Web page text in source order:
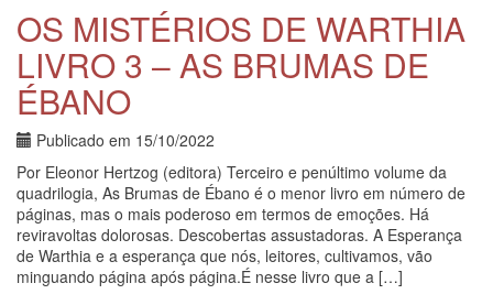
OS MISTÉRIOS DE WARTHIA
LIVRO 3 – AS BRUMAS DE
ÉBANO
Publicado em 15/10/2022
Por Eleonor Hertzog (editora) Terceiro e penúltimo volume da
quadrilogia, As Brumas de Ébano é o menor livro em número de
páginas, mas o mais poderoso em termos de emoções. Há
reviravoltas dolorosas. Descobertas assustadoras. A Esperança
de Warthia e a esperança que nós, leitores, cultivamos, vão
minguando página após página.É nesse livro que a […]